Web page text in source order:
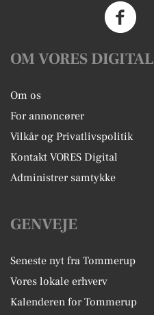
OM VORES DIGITAL
Om os
For annoncører
Vilkår og Privatlivspolitik
Kontakt VORES Digital
Administrer samtykke
GENVEJE
Seneste nyt fra Tommerup
Vores lokale erhverv
Kalenderen for Tommerup